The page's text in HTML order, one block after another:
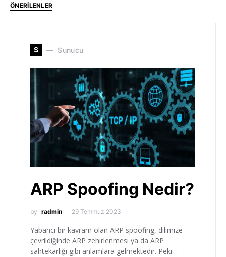
ÖNERILENLER
S Sunucu
ARP Spoofing Nedir?
by radmin 29 Temmuz 2023
Yabancı bir kavram olan ARP spoofing, dilimize
çevrildiğinde ARP zehirlenmesi ya da ARP
sahtekarlığı gibi anlamlara gelmektedir. Peki…